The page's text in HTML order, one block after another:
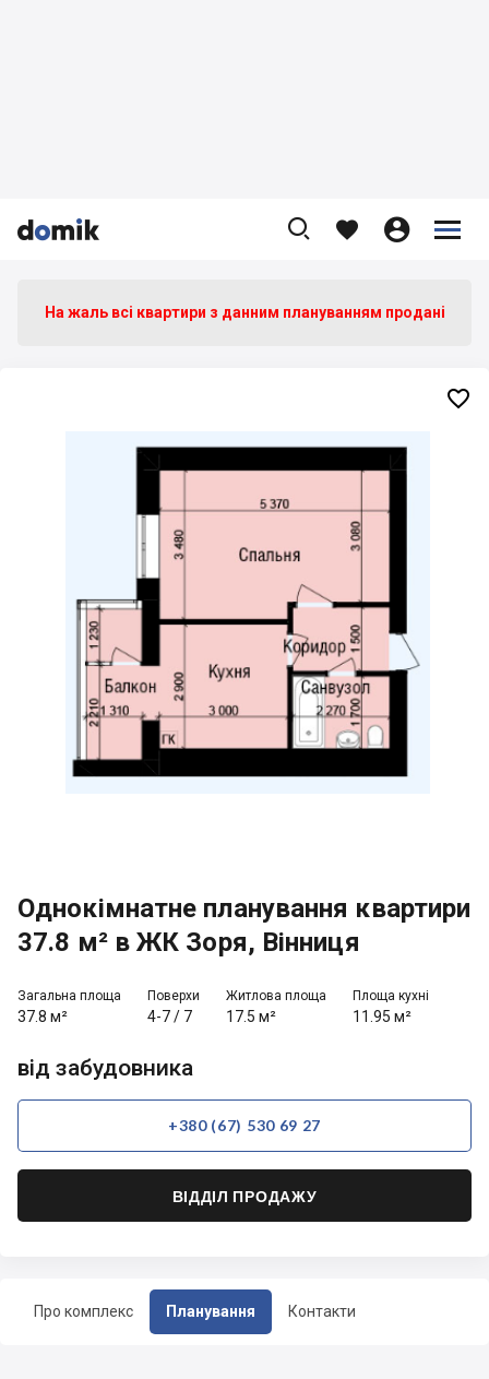


    


Про комплекс Планування Контакти
На жаль всі квартири з данним плануванням продані
Однокімнатне планування квартири
37.8 м² в ЖК Зоря, Вінниця
Загальна площа
37.8 м²
Поверхи
4-7/ 7
Житлова площа
17.5 м²
Площа кухні
11.95 м²
від забудовника
+380 (67) 530 69 27
ВІДДІЛ ПРОДАЖУ
